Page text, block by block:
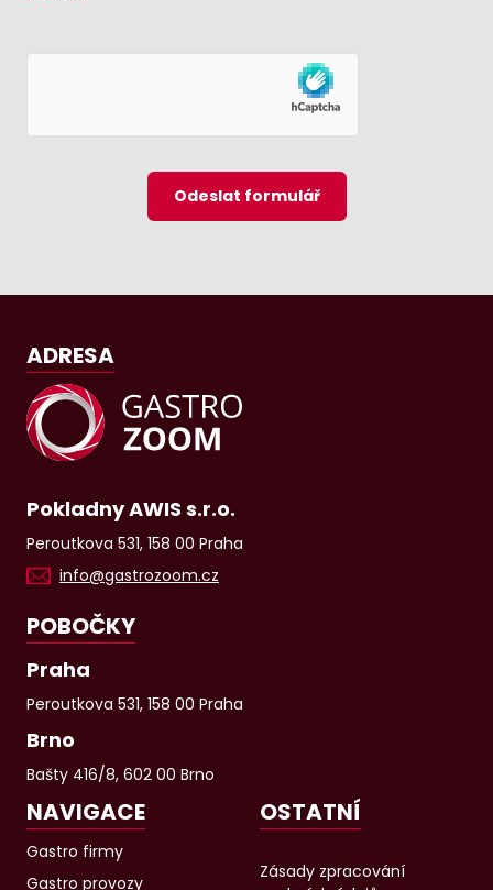
Odeslat formulář
ADRESA
Pokladny AWIS s.r.o.
Peroutkova 531, 158 00 Praha
info@gastrozoom.cz
POBOČKY
Praha
Peroutkova 531, 158 00 Praha
Brno
Bašty 416/8, 602 00 Brno
NAVIGACE
Gastro firmy
Gastro provozy
OSTATNÍ
Zásady zpracování